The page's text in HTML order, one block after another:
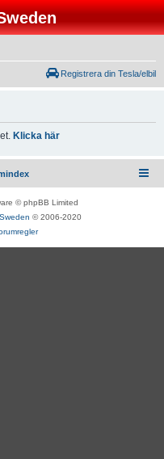
Registrera din Tesla/elbil
Klicka här
© phpBB Limited
© 2006-2020